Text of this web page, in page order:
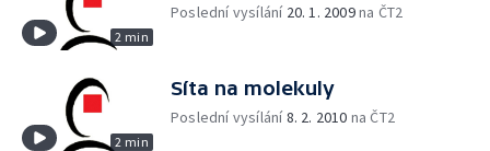
2 min
Poslední vysílání 20. 1. 2009na ČT2
2 min
Síta na molekuly
Poslední vysílání8. 2. 2010 na ČT2